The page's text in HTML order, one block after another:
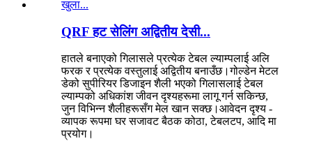
QRF हट सेलिंग अद्वितीय देसी...
हातले बनाएको गिलासले प्रत्येक टेबल ल्याम्पलाई अलि
फरक र प्रत्येक वस्तुलाई अद्वितीय बनाउँछ।गोल्डेन मेटल
डेको सुपीरियर डिजाइन शैली भएको गिलासलाई टेबल
ल्याम्पको अधिकांश जीवन दृश्यहरूमा लागू गर्न सकिन्छ,
जुन विभिन्न शैलीहरूसँग मेल खान सक्छ।आवेदन दृश्य -
व्यापक रूपमा घर सजावट बैठक कोठा, टेबलटप, आदि मा
प्रयोग।